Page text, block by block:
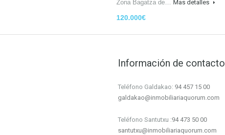
Zona Bagatza de… Mas detalles
120.000€
Información de contacto
Teléfono Galdakao: 94 457 15 00
galdakao@inmobiliariaquorum.com
Teléfono Santutxu :94 473 50 00
santutxu@inmobiliariaquorum.com